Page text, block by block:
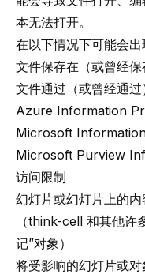
本无法打开。
在以下情况下可能会出
文件保存在（或曾经
文件通过（或曾经通
Azure Information
Microsoft
Microsoft Purview
访问限制
幻灯片或幻灯片上的内
（think-cell 和其他
记”对象）
将受影响的幻灯片或